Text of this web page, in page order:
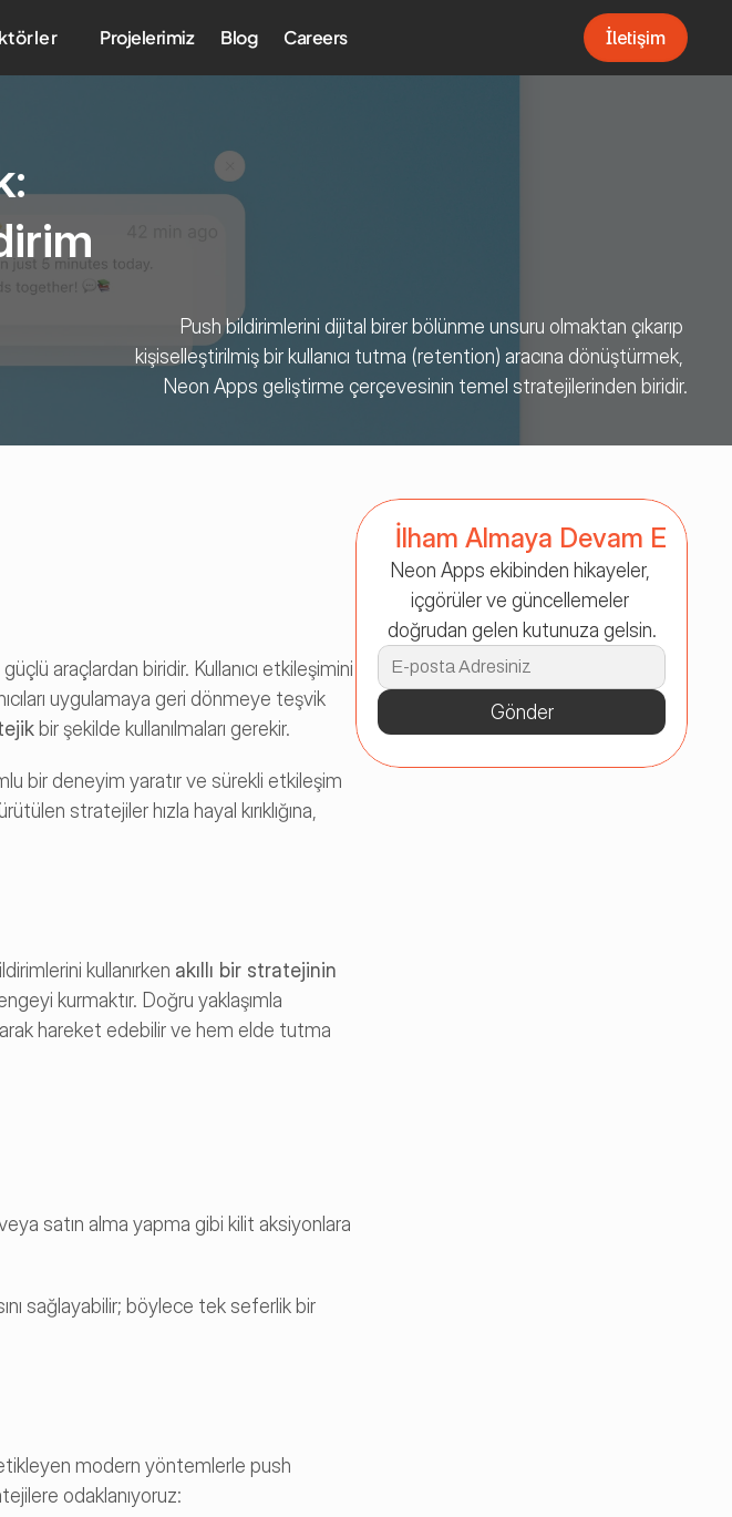
Push bildirimlerini dijital birer bölünme unsuru olmaktan çıkarıp
kişiselleştirilmiş bir kullanıcı tutma (retention) aracına dönüştürmek,
Neon Apps geliştirme çerçevesinin temel stratejilerinden biridir.
araçlardan biridir. Kullanıcı etkileşimini
uygulamaya geri dönmeye teşvik
bir şekilde kullanılmaları gerekir.
bir deneyim yaratır ve sürekli etkileşim
stratejiler hızla hayal kırıklığına,
kullanırken akıllı bir stratejinin
kurmaktır. Doğru yaklaşımla
hareket edebilir ve hem elde tutma
satın alma yapma gibi kilit aksiyonlara
sağlayabilir; böylece tek seferlik bir
modern yöntemlerle push
odaklanıyoruz:
İlham Almaya Devam Et
Neon Apps ekibinden hikayeler,
içgörüler ve güncellemeler
doğrudan gelen kutunuza gelsin.
Gönder
Projelerimiz Blog Careers
İletişim
İletişim